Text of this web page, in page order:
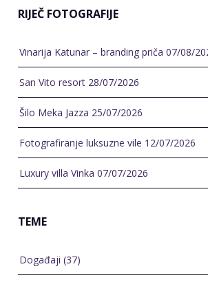
RIJEČ FOTOGRAFIJE
Vinarija Katunar – branding priča 07/08/
San Vito resort 28/07/2026
Šilo Meka Jazza 25/07/2026
Fotografiranje luksuzne vile 12/07/2026
Luxury villa Vinka 07/07/2026
TEME
Događaji (37)